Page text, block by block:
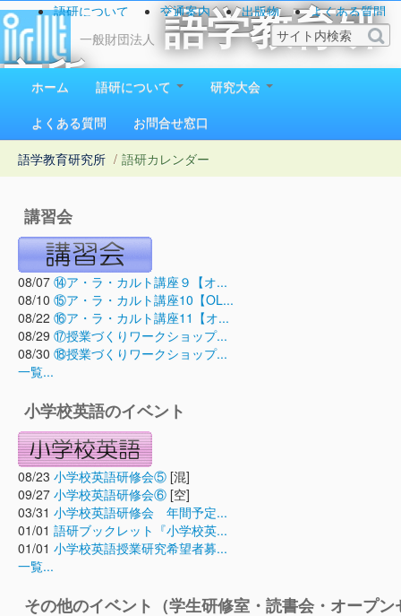
一般財団法人
語学教育研
究所
1923（大正12）年創立
語研について 交通案内 出版物
よくある質問
お問い合わせ
ホーム 語研について
研究大会
よくある質問
お問合せ窓口
語学教育研究所 / 語研カレンダー
講習会
08/07 ⑭ア・ラ・カルト講座９【オ...
08/10 ⑮ア・ラ・カルト講座10【OL...
08/22 ⑯ア・ラ・カルト講座11【オ...
08/29 ⑰授業づくりワークショップ...
08/30 ⑱授業づくりワークショップ...
一覧...
小学校英語のイベント
08/23 小学校英語研修会⑤ [混]
09/27 小学校英語研修会⑥ [空]
03/31 小学校英語研修会 年間予定...
01/01 語研ブックレット『小学校英...
01/01 小学校英語授業研究希望者募...
一覧...
その他のイベント（学生研修室・読書会・オープン